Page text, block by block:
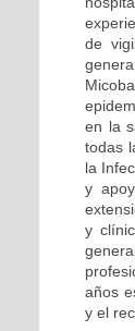
de
en la
todas
la
y
y
años
y el